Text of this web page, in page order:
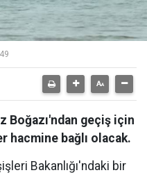
Boğazı'ndan geçiş için
hacmine bağlı olacak.
Bakanlığı'ndaki bir